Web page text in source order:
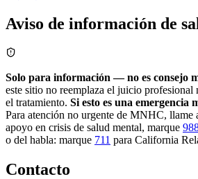
Aviso de información de
Solo para información — no es consejo
este sitio no reemplaza el juicio
el tratamiento. Si esto es una emergencia
Para atención no urgente de MNHC, llame
apoyo en crisis de salud mental, marque
o del habla: marque 711 para California
Contacto